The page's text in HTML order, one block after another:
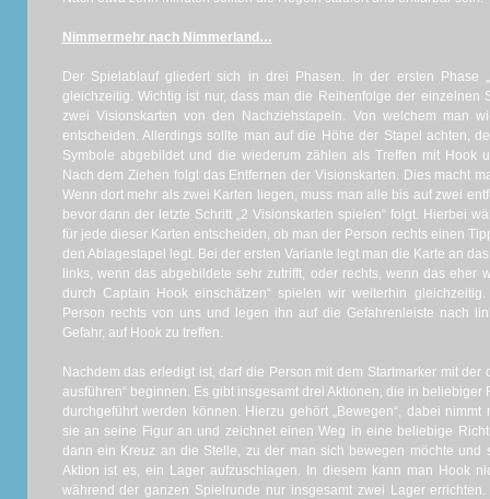
Nimmermehr nach Nimmerland…
Der Spielablauf gliedert sich in drei Phasen. In der ersten Phase
gleichzeitig. Wichtig ist nur, dass man die Reihenfolge der einzelnen
zwei Visionskarten von den Nachziehstapeln. Von welchem man
entscheiden. Allerdings sollte man auf die Höhe der Stapel achten,
Symbole abgebildet und die wiederum zählen als Treffen mit Hook
Nach dem Ziehen folgt das Entfernen der Visionskarten. Dies macht
Wenn dort mehr als zwei Karten liegen, muss man alle bis auf zwei
bevor dann der letzte Schritt „2 Visionskarten spielen“ folgt. Hierbei
für jede dieser Karten entscheiden, ob man der Person rechts einen
den Ablagestapel legt. Bei der ersten Variante legt man die Karte an
links, wenn das abgebildete sehr zutrifft, oder rechts, wenn das eher
durch Captain Hook einschätzen“ spielen wir weiterhin
Person rechts von uns und legen ihn auf die Gefahrenleiste nach
Gefahr, auf Hook zu treffen.
Nachdem das erledigt ist, darf die Person mit dem Startmarker mit der
ausführen“ beginnen. Es gibt insgesamt drei Aktionen, die in
durchgeführt werden können. Hierzu gehört „Bewegen“, dabei
sie an seine Figur an und zeichnet einen Weg in eine beliebige
dann ein Kreuz an die Stelle, zu der man sich bewegen möchte und
Aktion ist es, ein Lager aufzuschlagen. In diesem kann man Hook
während der ganzen Spielrunde nur insgesamt zwei Lager